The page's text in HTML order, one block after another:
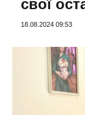
свої
18.08.2024 09:53